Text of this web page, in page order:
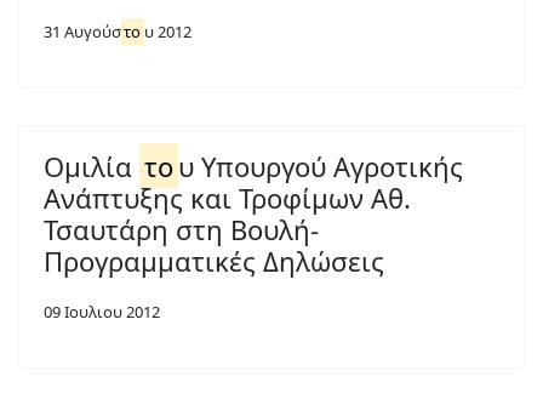
31 Αυγούστο υ 2012
Ομιλία το υ Υπουργού Αγροτικής
Ανάπτυξης και Τροφίμων Αθ.
Τσαυτάρη στη Βουλή-
Προγραμματικές Δηλώσεις
09 Ιουλιου 2012